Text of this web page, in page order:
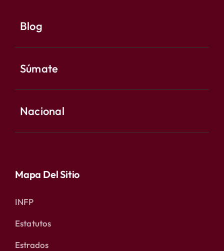
Blog
Súmate
Nacional
Mapa Del Sitio
INFP
Estatutos
Estrados